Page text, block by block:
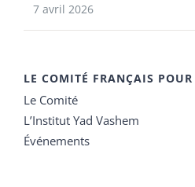
7 avril 2026
LE COMITÉ FRANÇAIS
Le Comité
L’Institut Yad Vashem
Événements